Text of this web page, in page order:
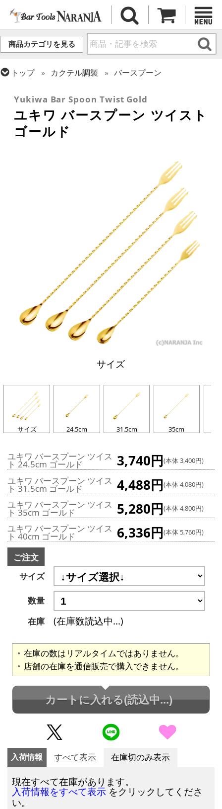
商品カテゴリを見る
トップ カクテル調製
バースプーン
Yukiwa Bar Spoon Twist Gold
ユキワ バースプーン ツイスト
ゴールド
サイズ
サイズ 24.5cm 31.5cm 35cm
ユキワ バースプーン ツイス
ト 24.5cm ゴールド 3,740円(本体 3,400円)
ユキワ バースプーン ツイス
ト 31.5cm ゴールド 4,488円(本体 4,080円)
ユキワ バースプーン ツイス
ト 35cm ゴールド 5,280円(本体 4,800円)
ユキワ バースプーン ツイス
ト 40cm ゴールド 6,336円(本体 5,760円)
ご注文
サイズ
数量
在庫
(在庫数読込中...)
在庫の数はリアルタイムではありません。
店舗の在庫を通信販売で購入できません。
カートに入れる(読込中...)
入荷情報 すべて表示 在庫切のみ表示
現在すべて在庫があります。
入荷情報をすべて表示 をクリックしてくださ
い。